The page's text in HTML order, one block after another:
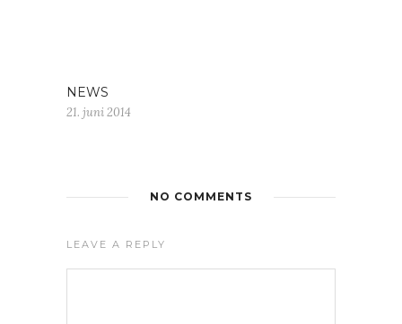
NEWS
21. juni 2014
NO COMMENTS
LEAVE A REPLY